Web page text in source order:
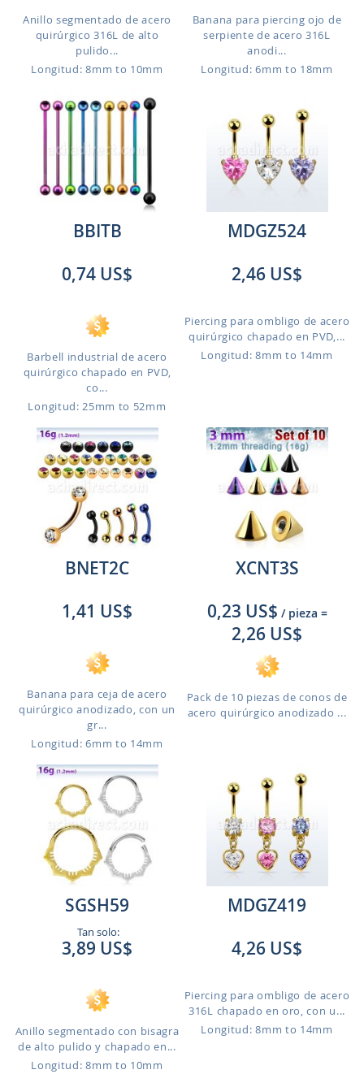
Anillo segmentado de acero
quirúrgico 316L de alto
pulido...
Longitud: 8mm to 10mm
Banana para piercing ojo de
serpiente de acero 316L
anodi...
Longitud: 6mm to 18mm
BBITB
0,74 US$
Barbell industrial de acero
quirúrgico chapado en PVD,
co...
Longitud: 25mm to 52mm
MDGZ524
2,46 US$
Piercing para ombligo de acero
quirúrgico chapado en PVD,...
Longitud: 8mm to 14mm
BNET2C
1,41 US$
Banana para ceja de acero
quirúrgico anodizado, con un
gr...
Longitud: 6mm to 14mm
XCNT3S
0,23 US$ / pieza =
2,26 US$
Pack de 10 piezas de conos de
acero quirúrgico anodizado ...
SGSH59
Tan solo:
3,89 US$
Anillo segmentado con bisagra
de alto pulido y chapado en...
Longitud: 8mm to 10mm
MDGZ419
4,26 US$
Piercing para ombligo de acero
316L chapado en oro, con u...
Longitud: 8mm to 14mm